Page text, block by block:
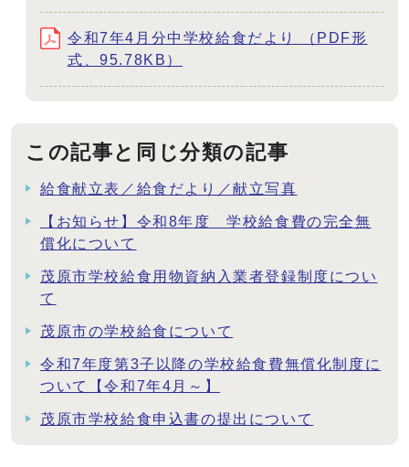
令和7年4月分中学校給食だより （PDF形
式、95.78KB）
この記事と同じ分類の記事
給食献立表／給食だより／献立写真
【お知らせ】令和8年度 学校給食費の完全無
償化について
茂原市学校給食用物資納入業者登録制度につい
て
茂原市の学校給食について
令和7年度第3子以降の学校給食費無償化制度に
ついて【令和7年4月～】
茂原市学校給食申込書の提出について